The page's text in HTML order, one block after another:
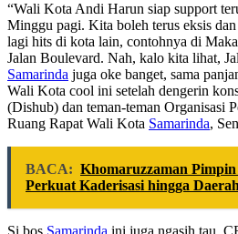
“Wali Kota Andi Harun siap support
Minggu pagi. Kita boleh terus eksis
lagi hits di kota lain, contohnya di
Jalan Boulevard. Nah, kalo kita lihat,
Samarinda juga oke banget, sama
Wali Kota cool ini setelah dengerin
(Dishub) dan teman-teman Organisasi
Ruang Rapat Wali Kota Samarinda,
BACA: Khomaruzzaman
Perkuat Kaderisasi hingga Daerah